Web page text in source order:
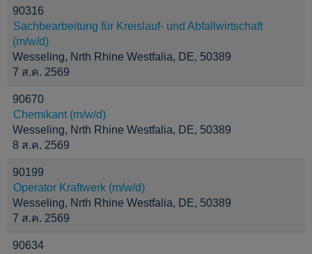
90316
Sachbearbeitung für Kreislauf- und Abfallwirtschaft
(m/w/d)
Wesseling, Nrth Rhine Westfalia, DE, 50389
7 ส.ค. 2569
90670
Chemikant (m/w/d)
Wesseling, Nrth Rhine Westfalia, DE, 50389
8 ส.ค. 2569
90199
Operator Kraftwerk (m/w/d)
Wesseling, Nrth Rhine Westfalia, DE, 50389
7 ส.ค. 2569
90634